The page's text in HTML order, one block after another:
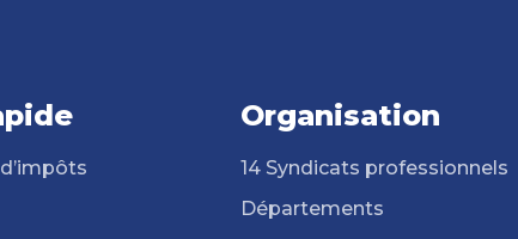
Organisation
14 Syndicats professionnels
Départements